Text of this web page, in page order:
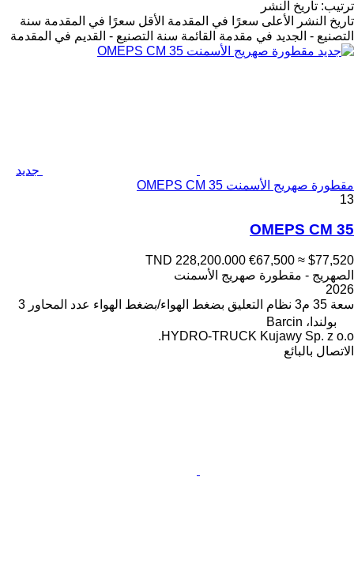
ترتيب: تاريخ النشر
تاريخ النشر
الأعلى سعرًا في المقدمة الأقل سعرًا في المقدمة سنة
التصنيع - الجديد في مقدمة القائمة سنة التصنيع - القديم في المقدمة
جديد
مقطورة صهريج الأسمنت OMEPS CM 35
13
OMEPS CM 35
TND 228,200.000 €67,500 ≈ $77,520
الصهريج - مقطورة صهريج الأسمنت
2026
سعة 35 م3 نظام التعليق بضغط الهواء/بضغط الهواء عدد المحاور 3
بولندا، Barcin
HYDRO-TRUCK Kujawy Sp. z o.o.
الاتصال بالبائع